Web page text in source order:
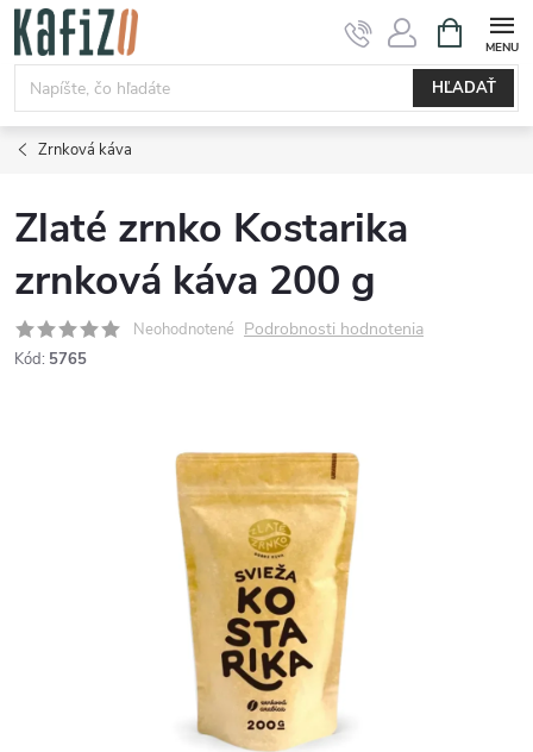
Prejsť
obsah
HĽADAŤ
KOŠÍK
Zrnková káva
Zlaté zrnko Kostarika
zrnková káva 200 g
Neohodnotené Podrobnosti hodnotenia
Kód: 5765